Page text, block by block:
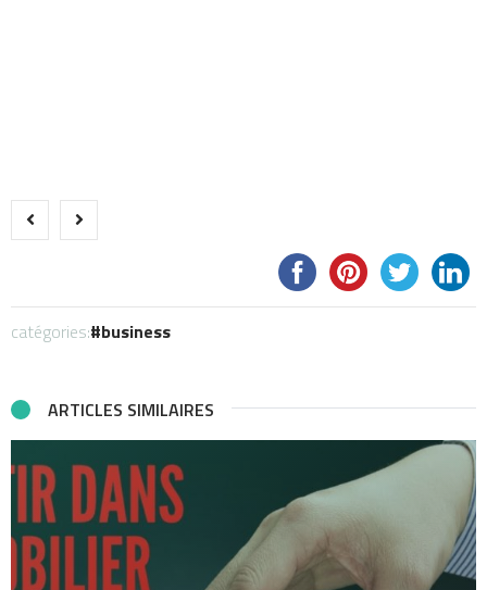
catégories: business
ARTICLES SIMILAIRES